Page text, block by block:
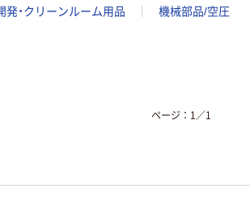
発・クリーンルーム用品
機械部品/空圧
ページ： 1 ／1